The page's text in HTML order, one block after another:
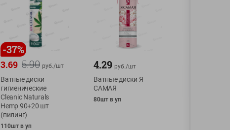
-37%
5.90
3.69 руб./шт
Ватные диски
гигиенические
Cleanic Naturals
Hemp 90+20 шт
(пилинг)
110шт в уп
4.29 руб./шт
Ватные диски Я
САМАЯ
80шт в уп